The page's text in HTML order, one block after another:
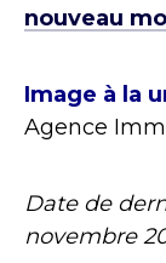
nouveau
Image à la
Agence
Date de
novembre